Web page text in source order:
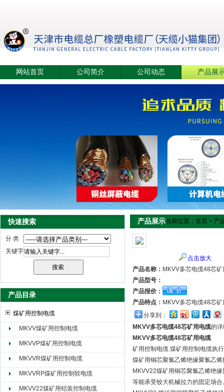
天津市电缆总厂橡塑电缆厂（天缆小猫集团）
网站首页 公司简介 公司动态 产品展
快速搜索
分 类
关键字
产品目录
煤矿用控制电缆
MKVV煤矿用控制电缆
MKVVP煤矿用控制电缆
MKVVR煤矿用控制电缆
MKVVRP煤矿用控制软电缆
MKVV22煤矿用铠装控制电缆
产品展示当前位置： 首页 > 产
点击放大
产品名称： MKVV多芯电缆48芯
产品型号：
产品报价：
产品特点： MKVV多芯电缆48芯
分享到：
MKVV多芯电缆48芯矿用电缆的
MKVV多芯电缆48芯矿用电缆
矿用控制电缆 煤矿用控制电缆执
煤矿用铜芯聚氯乙烯绝缘聚氯乙
MKVV22煤矿用铜芯聚氯乙烯绝
等能承受较大机械拉力的固定场合